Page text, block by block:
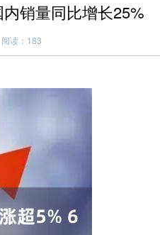
销量同比增长25%
阅读：183